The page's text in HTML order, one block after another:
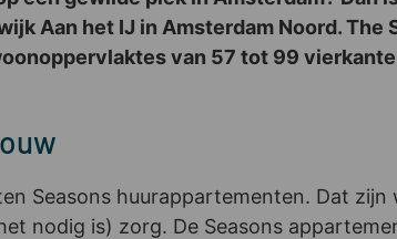
Aan het IJ in Amsterdam Noord. The
van 57 tot 99
Seasons huurappartementen. Dat
nodig is) zorg. De Seasons